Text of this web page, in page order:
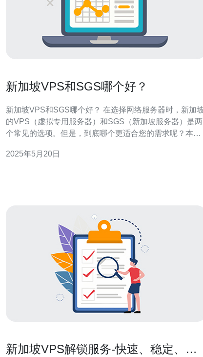
新加坡VPS和SGS哪个好？
新加坡VPS和SGS哪个好？ 在选择网络服务器时，新加坡
的VPS（虚拟专用服务器）和SGS（新加坡服务器）是两
个常见的选项。但是，到底哪个更适合您的需求呢？本文
定。 新加坡VPS是一种虚拟专用服务器，可以为您提供更
2025年5月20日
新加坡VPS解锁服务-快速、稳定、安